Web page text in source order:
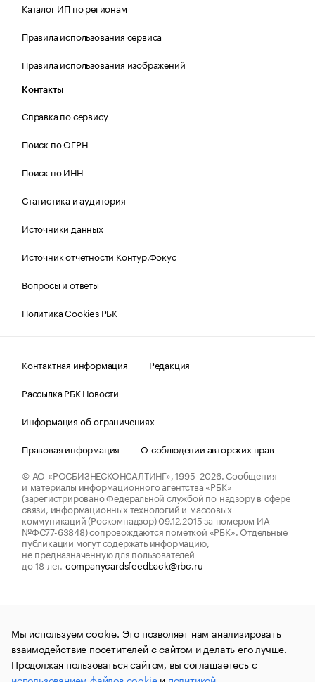
Каталог ИП по регионам
Правила использования сервиса
Правила использования изображений
Контакты
Справка по сервису
Поиск по ОГРН
Поиск по ИНН
Статистика и аудитория
Источники данных
Источник отчетности Контур.Фокус
Вопросы и ответы
Политика Cookies РБК
Контактная информация
Редакция
Рассылка РБК Новости
Информация об ограничениях
Правовая информация
О соблюдении авторских прав
© АО «РОСБИЗНЕСКОНСАЛТИНГ»,1995–2026.Сообщения
и материалы информационного агентства «РБК»
(зарегистрировано Федеральной службой по надзору в сфере
связи, информационных технологий и массовых
коммуникаций (Роскомнадзор) 09.12.2015 за номером ИА
№ФС77-63848) сопровождаются пометкой «РБК». Отдельные
публикации могут содержать информацию,
не предназначенную для пользователей
до 18 лет. companycardsfeedback@rbc.ru
Мы используем cookie. Это позволяет нам анализировать
взаимодействие посетителей с сайтом и делать его лучше.
Продолжая пользоваться сайтом, вы соглашаетесь с